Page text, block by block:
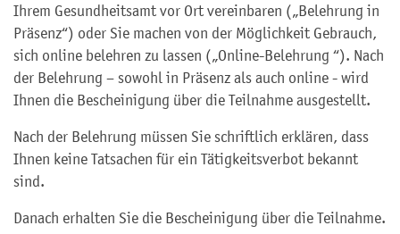
Ihrem Gesundheitsamt vor Ort vereinbaren („Belehrung in
Präsenz“) oder Sie machen von der Möglichkeit Gebrauch,
sich online belehren zu lassen („Online-Belehrung “). Nach
der Belehrung – sowohl in Präsenz als auch online - wird
Ihnen die Bescheinigung über die Teilnahme ausgestellt.
Nach der Belehrung müssen Sie schriftlich erklären, dass
Ihnen keine Tatsachen für ein Tätigkeitsverbot bekannt
sind.
Danach erhalten Sie die Bescheinigung über die Teilnahme.